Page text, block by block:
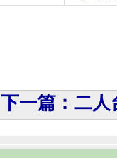
下一篇：二人